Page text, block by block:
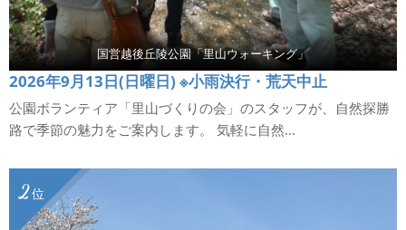
国営越後丘陵公園「里山ウォーキング」
2026年9月13日(日曜日) ※小雨決行・荒天中止
公園ボランティア「里山づくりの会」のスタッフが、自然探勝
路で季節の魅力をご案内します。 気軽に自然...
位
2